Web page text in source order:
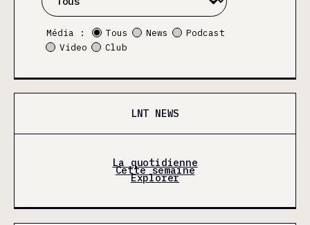
Média : Tous News
Podcast
Video
Club
LNT NEWS
La quotidienne
Cette semaine
Explorer